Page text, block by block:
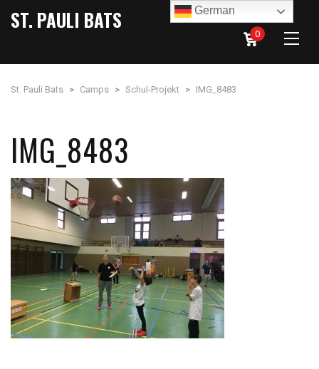
ST. PAULI BATS
0
St. Pauli Bats > Camps > Schul-Projekt > IMG_8483
IMG_8483
German